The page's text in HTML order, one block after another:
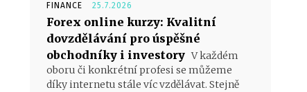
FINANCE 25.7.2026
Forex online kurzy: Kvalitní
dovzdělávání pro úspěšné
obchodníky i investory V každém
oboru či konkrétní profesi se můžeme
díky internetu stále víc vzdělávat. Stejně